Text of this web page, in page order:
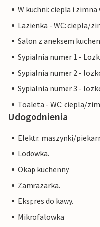
W kuchni: ciepla i zimna
Lazienka - WC: ciepla/
Salon z aneksem
Sypialnia numer 1 -
Sypialnia numer 2 -
Sypialnia numer 3 -
Toaleta - WC: ciepla/
Udogodnienia
Elektr. maszynki/
Lodowka.
Okap kuchenny
Zamrazarka.
Ekspres do kawy.
Mikrofalowka